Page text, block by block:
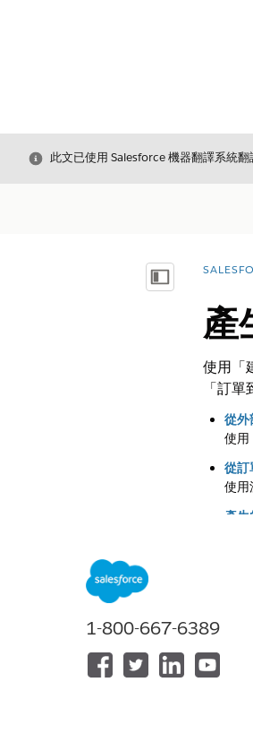
結束
此文已使用 Salesforce 機器翻譯系統
顯示目錄 您位於
產
使用「
「訂
從外
使用
從訂
使用
產生
產
條
此文章
請讓我
1-800-667-6389